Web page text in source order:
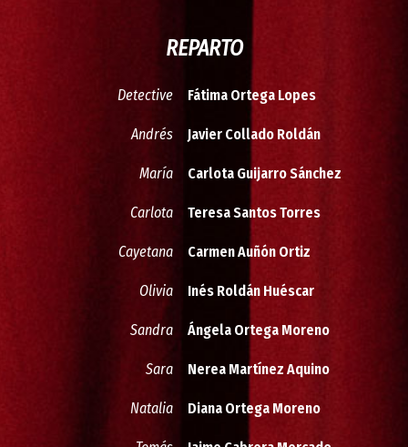
REPARTO
Detective Fátima Ortega Lopes
Andrés Javier Collado Roldán
María Carlota Guijarro Sánchez
Carlota Teresa Santos Torres
Cayetana Carmen Auñón Ortiz
Olivia Inés Roldán Huéscar
Sandra Ángela Ortega Moreno
Sara Nerea Martínez Aquino
Natalia Diana Ortega Moreno